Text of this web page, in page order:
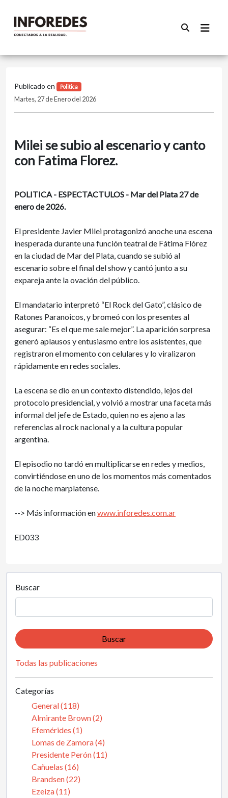
Publicado en Politica
Martes, 27 de Enero del 2026
Milei se subio al escenario y canto
con Fatima Florez.
POLITICA - ESPECTACTULOS - Mar del Plata 27 de
enero de 2026.
El presidente Javier Milei protagonizó anoche una escena
inesperada durante una función teatral de Fátima Flórez
en la ciudad de Mar del Plata, cuando se subió al
escenario sobre el final del show y cantó junto a su
expareja ante la ovación del público.
El mandatario interpretó “El Rock del Gato”, clásico de
Ratones Paranoicos, y bromeó con los presentes al
asegurar: “Es el que me sale mejor”. La aparición sorpresa
generó aplausos y entusiasmo entre los asistentes, que
registraron el momento con celulares y lo viralizaron
rápidamente en redes sociales.
La escena se dio en un contexto distendido, lejos del
protocolo presidencial, y volvió a mostrar una faceta más
informal del jefe de Estado, quien no es ajeno a las
referencias al rock nacional y a la cultura popular
argentina.
El episodio no tardó en multiplicarse en redes y medios,
convirtiéndose en uno de los momentos más comentados
de la noche marplatense.
--> Más información enwww.inforedes.com.ar
ED033
Buscar
Buscar
Todas las publicaciones
Categorías
General (118)
Almirante Brown (2)
Efemérides (1)
Lomas de Zamora (4)
Presidente Perón (11)
Cañuelas (16)
Brandsen (22)
Ezeiza (11)